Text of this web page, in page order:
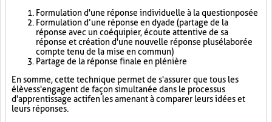
Formulation d'une réponse individuelle à la question posée
Formulation d’une réponse en dyade (partage de la
réponse avec un coéquipier, écoute attentive de sa
réponse et création d'une nouvelle réponse plus élaborée
compte tenu de la mise en commun)
Partage de la réponse finale en plénière
En somme, cette technique permet de s'assurer que tous les
élèves s'engagent de façon simultanée dans le processus
d'apprentissage actif en les amenant à comparer leurs idées et
leurs réponses.